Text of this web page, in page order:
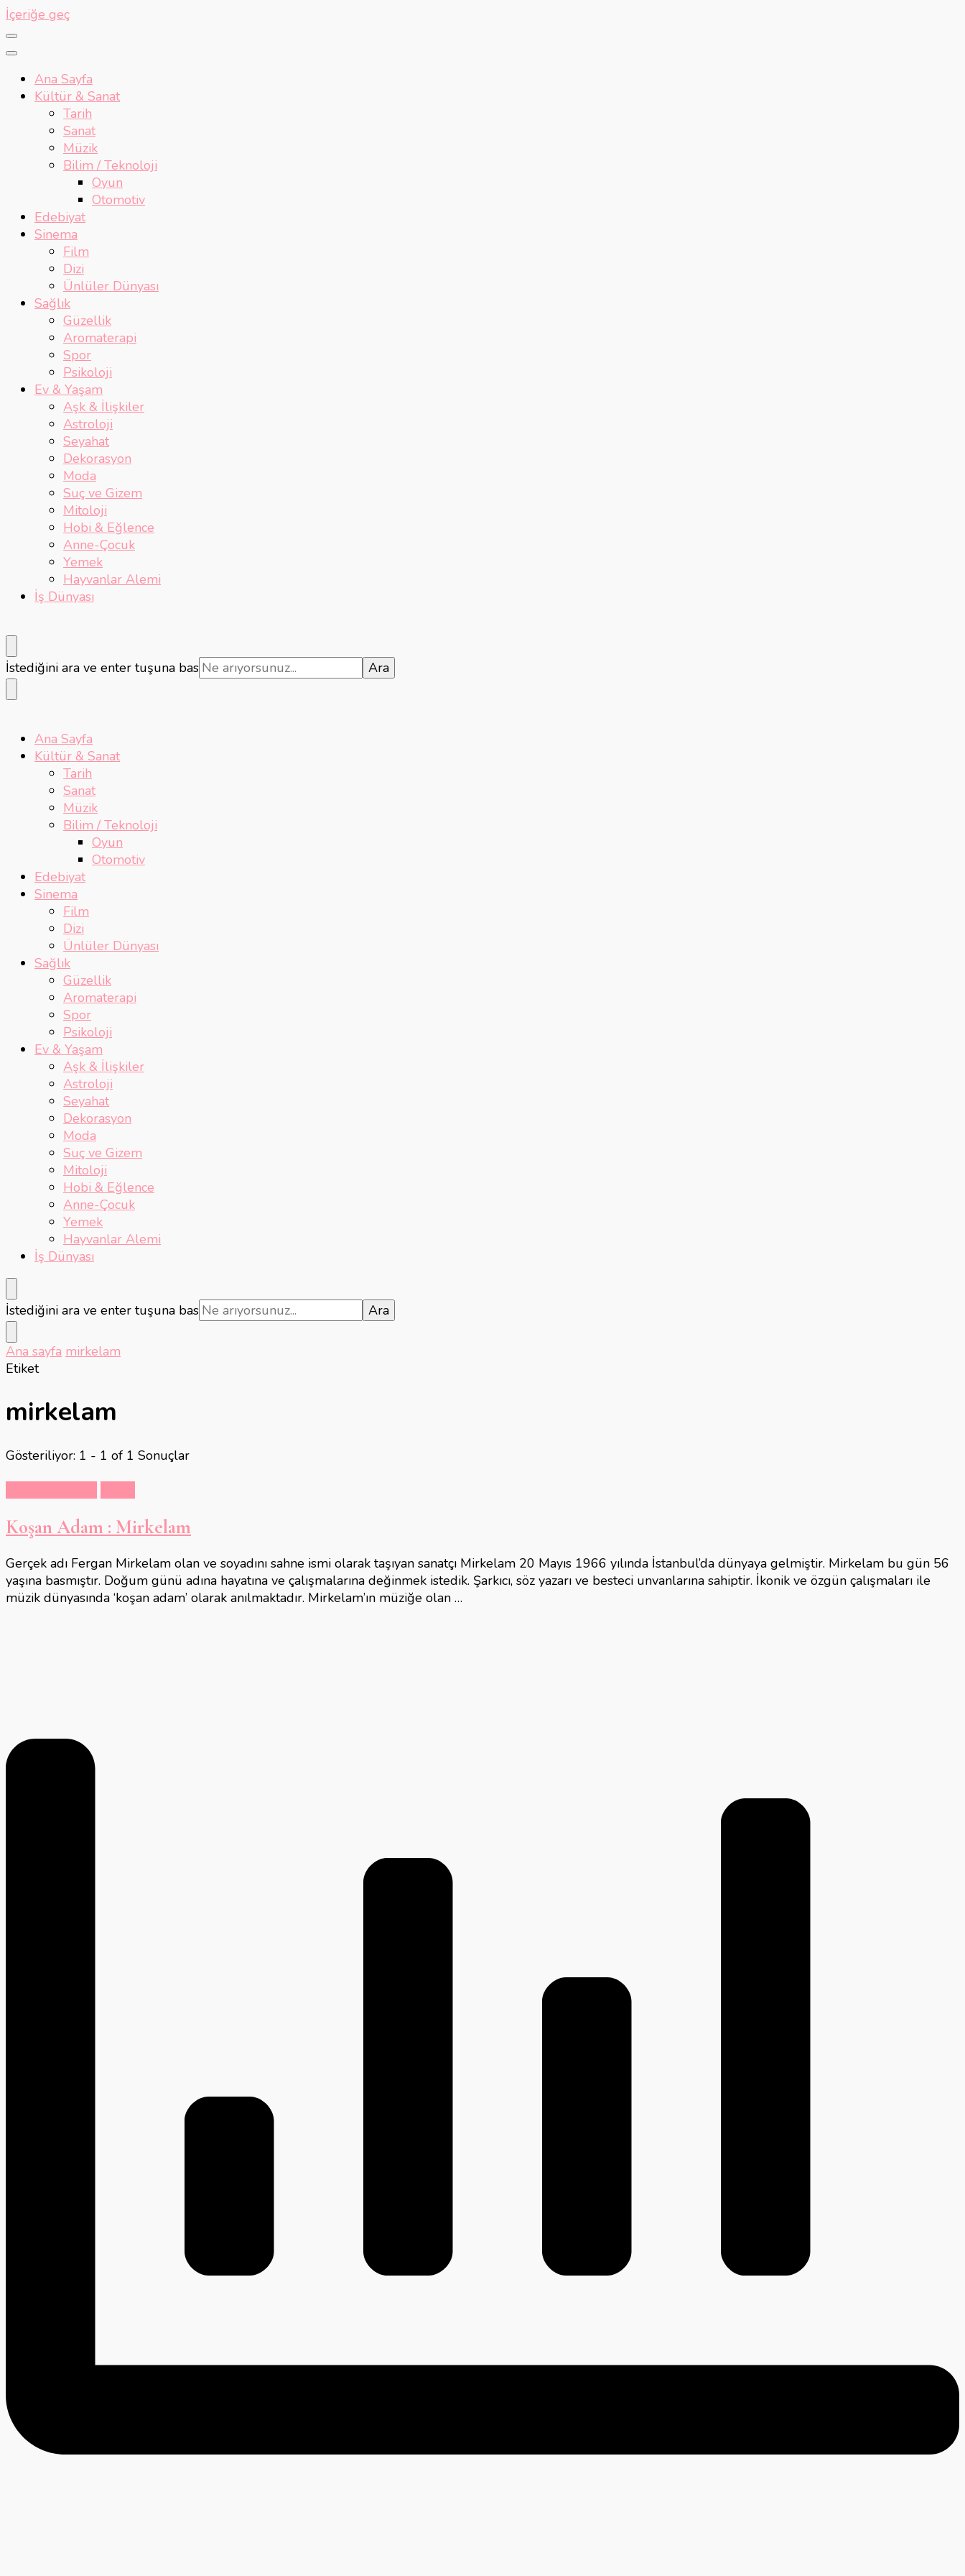
İçeriğe geç
Ana Sayfa
Kültür & Sanat
Tarih
Sanat
Müzik
Bilim / Teknoloji
Oyun
Otomotiv
Edebiyat
Sinema
Film
Dizi
Ünlüler Dünyası
Sağlık
Güzellik
Aromaterapi
Spor
Psikoloji
Ev & Yaşam
Aşk & İlişkiler
Astroloji
Seyahat
Dekorasyon
Moda
Suç ve Gizem
Mitoloji
Hobi & Eğlence
Anne-Çocuk
Yemek
Hayvanlar Alemi
İş Dünyası
Bir
şey
mi
İstediğini ara ve enter tuşuna bas
Ana Sayfa
Kültür & Sanat
Tarih
Sanat
Müzik
Bilim / Teknoloji
Oyun
Otomotiv
Edebiyat
Sinema
Film
Dizi
Ünlüler Dünyası
Sağlık
Güzellik
Aromaterapi
Spor
Psikoloji
Ev & Yaşam
Aşk & İlişkiler
Astroloji
Seyahat
Dekorasyon
Moda
Suç ve Gizem
Mitoloji
Hobi & Eğlence
Anne-Çocuk
Yemek
Hayvanlar Alemi
İş Dünyası
Bir
şey
mi
arıyorsunuz?
İstediğini ara ve enter tuşuna bas
Ana sayfa mirkelam
Etiket
mirkelam
Gösteriliyor: 1 - 1 of 1 Sonuçlar
Koşan Adam : Mirkelam
Gerçek adı Fergan Mirkelam olan ve soyadını sahne ismi olarak taşıyan sanatçı Mirkelam 20 Mayıs 1966 yılında İstanbul’da dünyaya gelmiştir. Mirkelam bu gün 56
yaşına basmıştır. Doğum günü adına hayatına ve çalışmalarına değinmek istedik. Şarkıcı, söz yazarı ve besteci unvanlarına sahiptir. İkonik ve özgün çalışmaları ile
müzik dünyasında ‘koşan adam’ olarak anılmaktadır. Mirkelam’ın müziğe olan …